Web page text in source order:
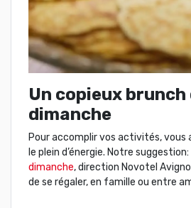
Un copieux brunch
dimanche
Pour accomplir vos activités, vous
le plein d’énergie. Notre suggestion:
dimanche, direction Novotel
de se régaler, en famille ou entre